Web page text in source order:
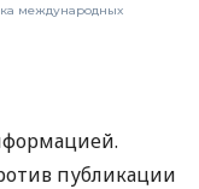
международных
публикации